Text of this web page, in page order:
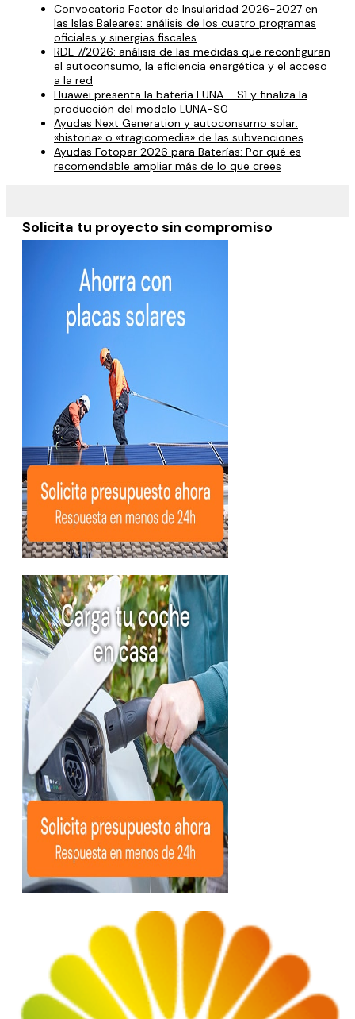
Convocatoria Factor de Insularidad 2026-2027 en
las Islas Baleares: análisis de los cuatro programas
oficiales y sinergias fiscales
RDL 7/2026: análisis de las medidas que reconfiguran
el autoconsumo, la eficiencia energética y el acceso
a la red
Huawei presenta la batería LUNA – S1 y finaliza la
producción del modelo LUNA-S0
Ayudas Next Generation y autoconsumo solar:
«historia» o «tragicomedia» de las subvenciones
Ayudas Fotopar 2026 para Baterías: Por qué es
recomendable ampliar más de lo que crees
Solicita tu proyecto sin compromiso